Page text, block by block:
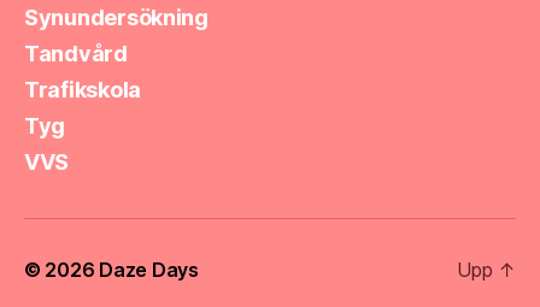
Synundersökning
Tandvård
Trafikskola
Tyg
VVS
© 2026 Daze Days Upp ↑